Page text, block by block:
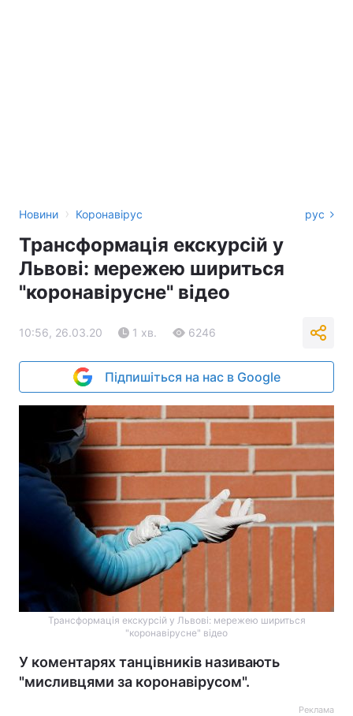
Новини › Коронавірус рус
Трансформація екскурсій у
Львові: мережею шириться
"коронавірусне" відео
10:56, 26.03.20 1 хв. 6246
Підпишіться на нас в Google
Трансформація екскурсій у Львові: мережею шириться
"коронавірусне" відео
У коментарях танцівників називають
"мисливцями за коронавірусом".
Реклама